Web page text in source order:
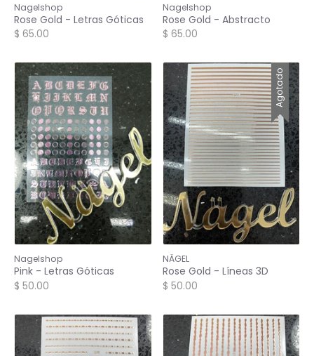
Nagelshop
Rose Gold - Letras Góticas
$ 65.00
Nagelshop
Rose Gold - Abstracto
$ 65.00
Nagelshop
Pink - Letras Góticas
$ 50.00
Agotado
NÄGEL
Rose Gold - Líneas 3D
$ 50.00